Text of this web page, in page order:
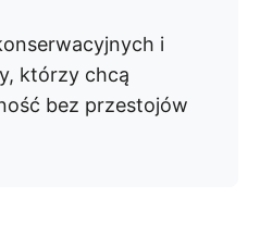
i
którzy chcą
bez przestojów